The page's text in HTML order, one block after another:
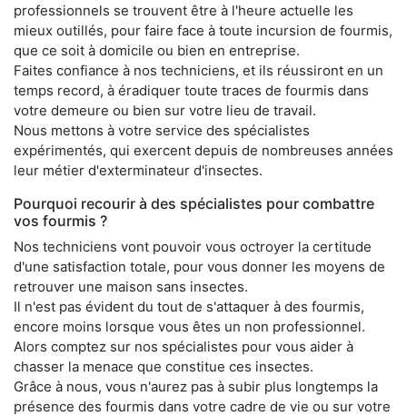
professionnels se trouvent être à l'heure actuelle les
mieux outillés, pour faire face à toute incursion de fourmis,
que ce soit à domicile ou bien en entreprise.
Faites confiance à nos techniciens, et ils réussiront en un
temps record, à éradiquer toute traces de fourmis dans
votre demeure ou bien sur votre lieu de travail.
Nous mettons à votre service des spécialistes
expérimentés, qui exercent depuis de nombreuses années
leur métier d'exterminateur d'insectes.
Pourquoi recourir à des spécialistes pour combattre
vos fourmis ?
Nos techniciens vont pouvoir vous octroyer la certitude
d'une satisfaction totale, pour vous donner les moyens de
retrouver une maison sans insectes.
Il n'est pas évident du tout de s'attaquer à des fourmis,
encore moins lorsque vous êtes un non professionnel.
Alors comptez sur nos spécialistes pour vous aider à
chasser la menace que constitue ces insectes.
Grâce à nous, vous n'aurez pas à subir plus longtemps la
présence des fourmis dans votre cadre de vie ou sur votre